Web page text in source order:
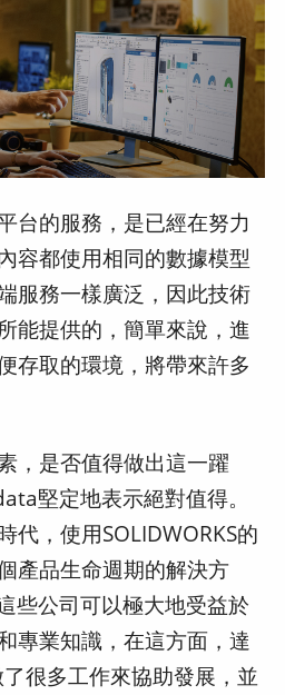
台的服務，是已經在努力
容都使用相同的數據模型
服務一樣廣泛，因此技術
能提供的，簡單來說，進
存取的環境，將帶來許多
，是否值得做出這一躍
堅定地表示絕對值得。
代，使用SOLIDWORKS的
產品生命週期的解決方
些公司可以極大地受益於
專業知識，在這方面，達
很多工作來協助發展，並